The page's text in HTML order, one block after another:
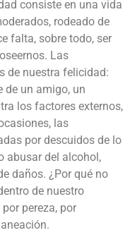
consiste en una vida
rodeado de
falta, sobre todo, ser
Las
de nuestra felicidad:
de un amigo, un
los factores externos,
las
por descuidos de lo
abusar del alcohol,
daños. ¿Por qué no
de nuestro
pereza, por